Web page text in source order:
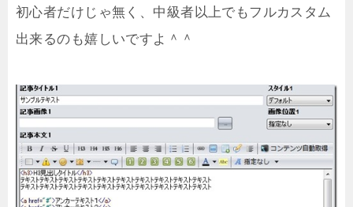
初心者だけじゃ無く、中級者以上でもフルカスタム
出来るのも嬉しいですよ＾＾